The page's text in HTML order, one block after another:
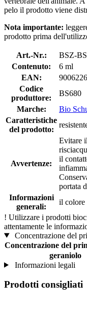
pelo il prodotto viene
Nota importante:
prodotto prima
Art.-Nr.:
BSZ-
Contenuto:
6 ml
EAN:
Codice
produttore:
BS680
Marche:
Bio
Caratteristiche
del prodotto:
Avvertenze:
Evitare
il
portata
Informazioni
generali:
il colore
! Utilizzare i prodotti
attentamente le
Concentrazione del
Concentrazione del
geraniolo
Informazioni legali
Prodotti consigliati